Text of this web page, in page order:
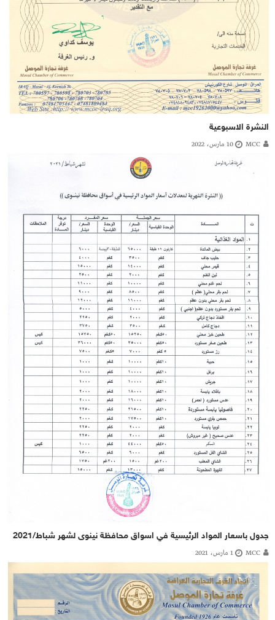
النشرة الاسبوعية
MCC 10 مارس، 2022
جدول باسعار المواد الرئيسية في اسواق محافظة نينوى لشهر شباط/2021
MCC 1 مارس، 2021